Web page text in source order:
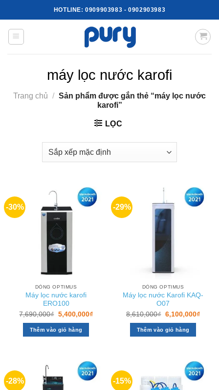
to
content
HOTLINE:0909903983 -0902903983
máy lọc nước karofi
Trang chủ / Sản phẩm được gắn thẻ “máy lọc nước
karofi”
LỌC
-30%
DÒNG OPTIMUS
Máy lọc nước karofi
ERO100
7,690,000₫ Giá
là:
7,690,000₫.
5,400,000₫Giá
Thêm vào giỏ hàng
-29%
DÒNG OPTIMUS
Máy lọc nước Karofi KAQ-
O07
8,610,000₫ Giá
là:
8,610,000₫.
6,100,000₫Giá
Thêm vào giỏ hàng
-28% -15%